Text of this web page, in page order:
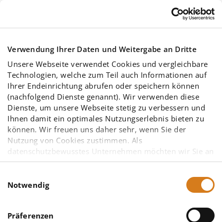
Verwendung Ihrer Daten und Weitergabe an Dritte
Unsere Webseite verwendet Cookies und vergleichbare
Technologien, welche zum Teil auch Informationen auf
Ihrer Endeinrichtung abrufen oder speichern können
(nachfolgend Dienste genannt). Wir verwenden diese
Dienste, um unsere Webseite stetig zu verbessern und
Ihnen damit ein optimales Nutzungserlebnis bieten zu
können. Wir freuen uns daher sehr, wenn Sie der
Nutzung von Cookies zustimmen. Als
datenschutzbewusstes Unternehmen möchten wir Sie an
dieser Stelle bereits darauf hinweisen, dass
Diensteanbieter – insbesondere solche mit Sitz in den
anderer gesetzlicher Grundlagen nicht vorrangig dem
europäischen Datenschutzrecht unterliegen. Eine
Notwendig
Präferenzen
Neue Kollegin
für die
Programmierung